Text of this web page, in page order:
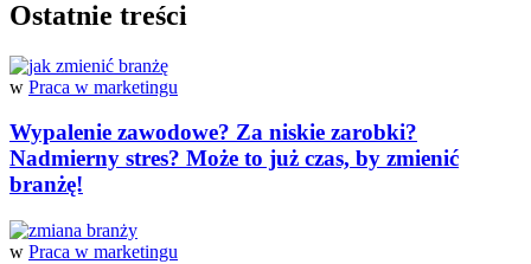
Ostatnie treści
w Praca w marketingu
Wypalenie zawodowe? Za niskie zarobki?
Nadmierny stres? Może to już czas, by zmienić
branżę!
w Praca w marketingu